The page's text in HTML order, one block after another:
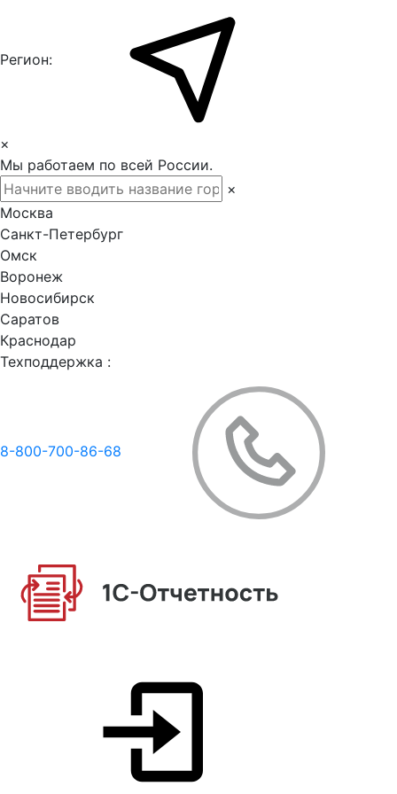
Регион:
×
Мы работаем по всей России.
×
Москва
Санкт-Петербург
Омск
Воронеж
Новосибирск
Саратов
Краснодар
Техподдержка :
8-800-700-86-68